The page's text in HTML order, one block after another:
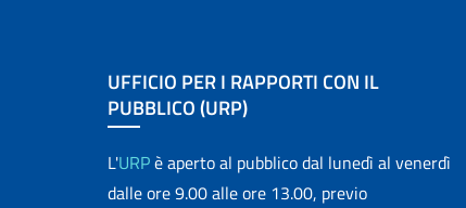
UFFICIO PER I RAPPORTI CON IL
PUBBLICO (URP)
L'URPè aperto al pubblico dal lunedì al venerdì
dalle ore 9.00 alle ore 13.00, previo